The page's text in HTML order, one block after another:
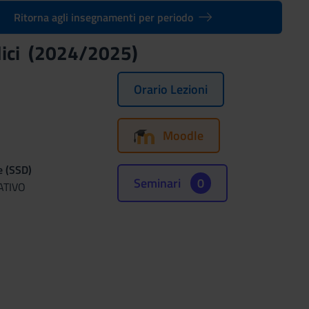
Ritorna agli insegnamenti per periodo
(2024/2025)
Orario Lezioni
Moodle
Seminari 0